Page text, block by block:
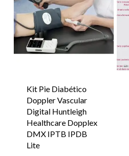
Kit Pie Diabético
Doppler Vascular
Digital Huntleigh
Healthcare Dopplex
DMX IPTB IPDB
Lite